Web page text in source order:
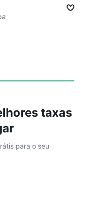
taxas
para o seu
Ver